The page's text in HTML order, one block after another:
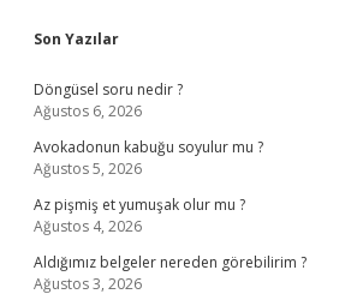
Sidebar
Son Yazılar
Döngüsel soru nedir ?
Ağustos 6, 2026
Avokadonun kabuğu soyulur mu ?
Ağustos 5, 2026
Az pişmiş et yumuşak olur mu ?
Ağustos 4, 2026
Aldığımız belgeler nereden görebilirim ?
Ağustos 3, 2026